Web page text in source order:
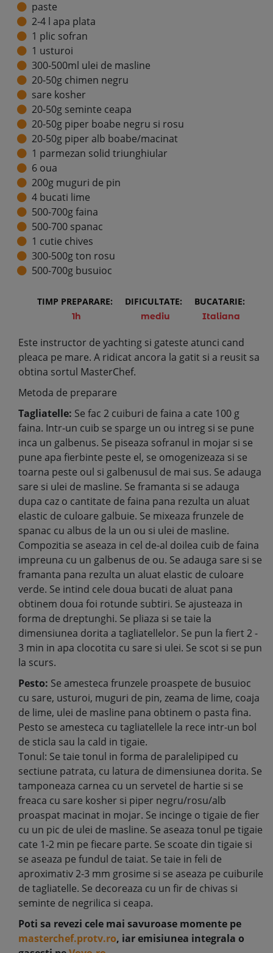
TIMP PREPARARE:
1h
DIFICULTATE:
mediu
BUCATARIE:
Italiana
Este instructor de yachting si gateste atunci cand
pleaca pe mare. A ridicat ancora la gatit si a reusit sa
obtina sortul MasterChef.
Metoda de preparare
Tagliatelle: Se fac 2 cuiburi de faina a cate 100 g
faina. Intr-un cuib se sparge un ou intreg si se pune
inca un galbenus. Se piseaza sofranul in mojar si se
pune apa fierbinte peste el, se omogenizeaza si se
toarna peste oul si galbenusul de mai sus. Se adauga
sare si ulei de masline. Se framanta si se adauga
dupa caz o cantitate de faina pana rezulta un aluat
elastic de culoare galbuie. Se mixeaza frunzele de
spanac cu albus de la un ou si ulei de masline.
Compozitia se aseaza in cel de-al doilea cuib de faina
impreuna cu un galbenus de ou. Se adauga sare si se
framanta pana rezulta un aluat elastic de culoare
verde. Se intind cele doua bucati de aluat pana
obtinem doua foi rotunde subtiri. Se ajusteaza in
forma de dreptunghi. Se pliaza si se taie la
dimensiunea dorita a tagliatellelor. Se pun la fiert 2 -
3 min in apa clocotita cu sare si ulei. Se scot si se pun
la scurs.
Pesto: Se amesteca frunzele proaspete de busuioc
cu sare, usturoi, muguri de pin, zeama de lime, coaja
de lime, ulei de masline pana obtinem o pasta fina.
Pesto se amesteca cu tagliatellele la rece intr-un bol
de sticla sau la cald in tigaie.
Tonul: Se taie tonul in forma de paralelipiped cu
sectiune patrata, cu latura de dimensiunea dorita. Se
tamponeaza carnea cu un servetel de hartie si se
freaca cu sare kosher si piper negru/rosu/alb
proaspat macinat in mojar. Se incinge o tigaie de fier
cu un pic de ulei de masline. Se aseaza tonul pe tigaie
cate 1-2 min pe fiecare parte. Se scoate din tigaie si
se aseaza pe fundul de taiat. Se taie in feli de
aproximativ 2-3 mm grosime si se aseaza pe cuiburile
de tagliatelle. Se decoreaza cu un fir de chivas si
seminte de negrilica si ceapa.
Poti sa revezi cele mai savuroase momente pe
masterchef.protv.ro, iar emisiunea integrala o
paste
2-4 l apa plata
1 plic sofran
1 usturoi
300-500ml ulei de masline
20-50g chimen negru
sare kosher
20-50g seminte ceapa
20-50g piper boabe negru si rosu
20-50g piper alb boabe/macinat
1 parmezan solid triunghiular
6 oua
200g muguri de pin
4 bucati lime
500-700g faina
500-700 spanac
1 cutie chives
300-500g ton rosu
500-700g busuioc